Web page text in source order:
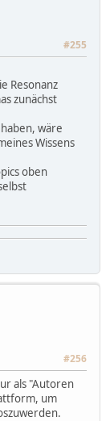
#255
Resonanz
zunächst
wäre
Wissens
oben
#256
als "Autoren
um